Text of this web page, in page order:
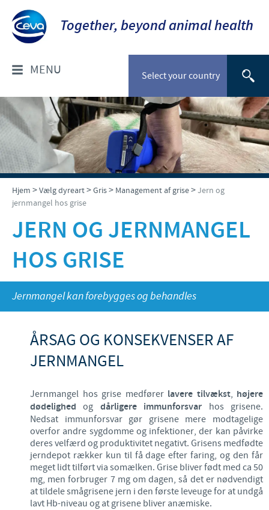
Together, beyond animal health
Select your country
MENU
OM OS
Socialt ansvar
Ceva Nordic
FOR DYRLÆGER: PRODUKTER
Til kæledyr
Til stordyr
VÆLG DYREART
Kvæg
Fjerkræ
NYHEDER & EVENTS
Nyheder
TIL FORHANDLERE
Materiale til download
KONTAKT
Fjerkræ, fagspecialister
Kvæg, fagspecialister
Kæledyr, fagspecialister
Administration og marketing
Ansøg om sponsorat
Indberetning af bivirkninger
Hjem >Vælg dyreart>Gris> Management af grise>Jern og
jernmangel hos grise
JERN OG JERNMANGEL
HOS GRISE
Jernmangel kan forebygges og behandles
ÅRSAG OG KONSEKVENSER AF
JERNMANGEL
Jernmangel hos grise medfører lavere tilvækst, højere
dødelighed og dårligere immunforsvar hos grisene.
Nedsat immunforsvar gør grisene mere modtagelige
overfor andre sygdomme og infektioner, der kan påvirke
deres velfærd og produktivitet negativt. Grisens medfødte
jerndepot rækker kun til få dage efter faring, og den får
meget lidt tilført via somælken. Grise bliver født med ca 50
mg, men forbruger 7 mg om dagen, så det er nødvendigt
at tildele smågrisene jern i den første leveuge for at undgå
lavt Hb-niveau og at grisene bliver anæmiske.